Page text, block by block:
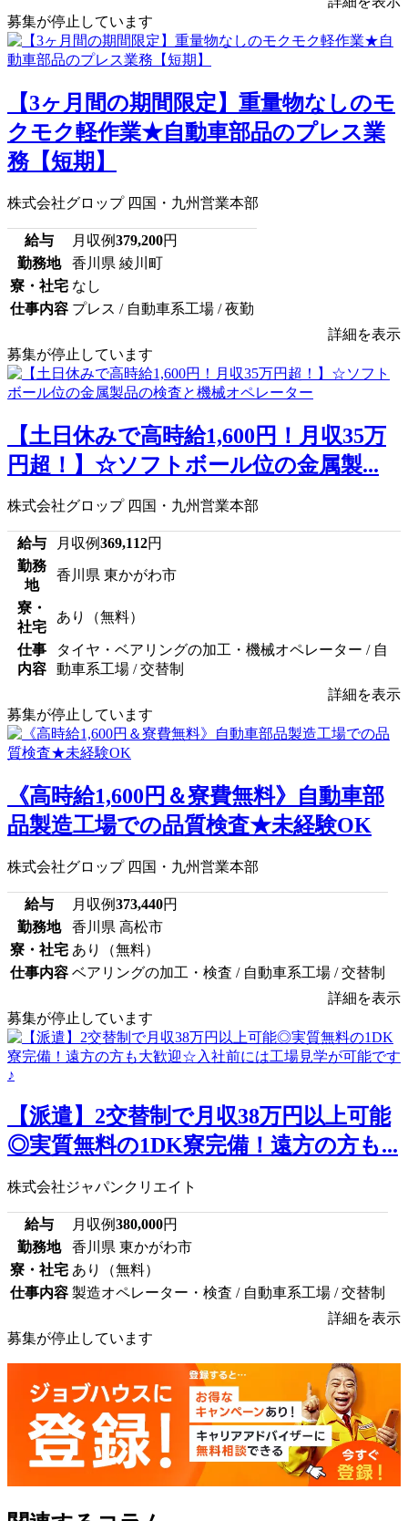
募集が停止しています
【3ヶ月間の期間限定】重量物なしのモ
クモク軽作業★自動車部品のプレス業
務【短期】
株式会社グロップ 四国・九州営業本部
給与 月収例379,200円
勤務地
香川県 綾川町
寮・社宅 なし
仕事内容 プレス / 自動車系工場 / 夜勤
詳細を表示
募集が停止しています
【土日休みで高時給1,600円！月収35万
円超！】☆ソフトボール位の金属製...
株式会社グロップ 四国・九州営業本部
給与 月収例369,112円
勤務
地
香川県 東かがわ市
寮・
社宅
あり（無料）
仕事
内容
タイヤ・ベアリングの加工・機械オペレーター / 自
動車系工場 / 交替制
詳細を表示
募集が停止しています
《高時給1,600円＆寮費無料》自動車部
品製造工場での品質検査★未経験OK
株式会社グロップ 四国・九州営業本部
給与 月収例373,440円
勤務地
香川県 高松市
寮・社宅 あり（無料）
仕事内容 ベアリングの加工・検査 / 自動車系工場 / 交替制
詳細を表示
募集が停止しています
【派遣】2交替制で月収38万円以上可能
◎実質無料の1DK寮完備！遠方の方も...
株式会社ジャパンクリエイト
給与 月収例380,000円
勤務地
香川県 東かがわ市
寮・社宅 あり（無料）
仕事内容 製造オペレーター・検査 / 自動車系工場 / 交替制
詳細を表示
募集が停止しています